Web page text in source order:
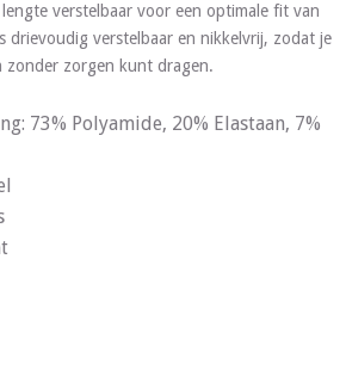
verstelbaar voor een optimale fit van
drievoudig verstelbaar en nikkelvrij, zodat je
zonder zorgen kunt dragen.
73% Polyamide, 20% Elastaan, 7%